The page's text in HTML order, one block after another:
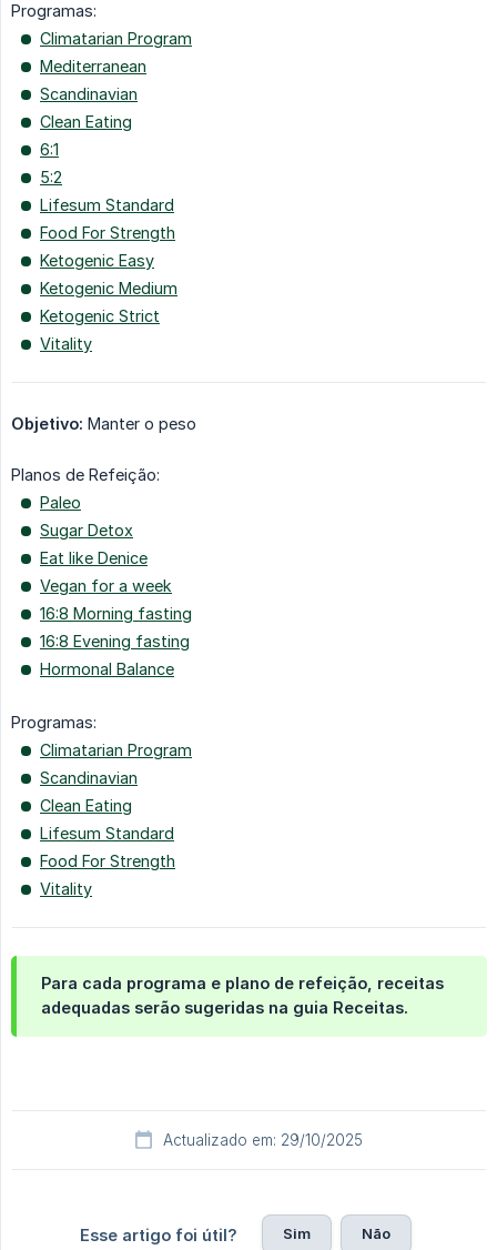
Programas:
Climatarian Program
Mediterranean
Scandinavian
Clean Eating
6:1
5:2
Lifesum Standard
Food For Strength
Ketogenic Easy
Ketogenic Medium
Ketogenic Strict
Vitality
Objetivo: Manter o peso
Planos de Refeição:
Paleo
Sugar Detox
Eat like Denice
Vegan for a week
16:8 Morning fasting
16:8 Evening fasting
Hormonal Balance
Programas:
Climatarian Program
Scandinavian
Clean Eating
Lifesum Standard
Food For Strength
Vitality
Para cada programa e plano de refeição, receitas
adequadas serão sugeridas na guia Receitas.
Actualizado em: 29/10/2025
Esse artigo foi útil? Sim Não